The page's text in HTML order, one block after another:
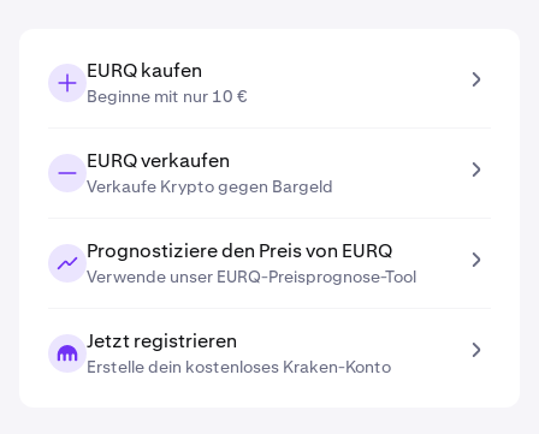
EURQ kaufen
Beginne mit nur 10 €
EURQ verkaufen
Verkaufe Krypto gegen Bargeld
Prognostiziere den Preis von EURQ
Verwende unser EURQ-Preisprognose-Tool
Jetzt registrieren
Erstelle dein kostenloses Kraken-Konto